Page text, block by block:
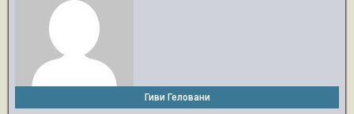
Гиви Геловани